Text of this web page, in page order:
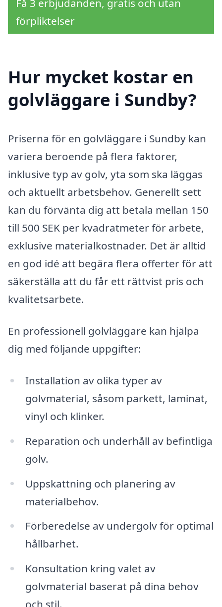
Få 3 erbjudanden, gratis och utan
förpliktelser
Hur mycket kostar en
golvläggare i Sundby?
Priserna för en golvläggare i Sundby kan
variera beroende på flera faktorer,
inklusive typ av golv, yta som ska läggas
och aktuellt arbetsbehov. Generellt sett
kan du förvänta dig att betala mellan 150
till 500 SEK per kvadratmeter för arbete,
exklusive materialkostnader. Det är alltid
en god idé att begära flera offerter för att
säkerställa att du får ett rättvist pris och
kvalitetsarbete.
En professionell golvläggare kan hjälpa
dig med följande uppgifter:
Installation av olika typer av
golvmaterial, såsom parkett, laminat,
vinyl och klinker.
Reparation och underhåll av befintliga
golv.
Uppskattning och planering av
materialbehov.
Förberedelse av undergolv för optimal
hållbarhet.
Konsultation kring valet av
golvmaterial baserat på dina behov
och stil.